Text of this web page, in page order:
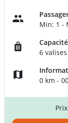
Min: 1 -
6
0 km -